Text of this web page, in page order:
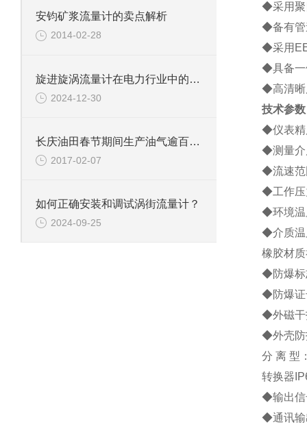
安钧矿浆流量计的卖点解析
2014-02-28
旋进旋涡流量计在电力行业中的前景
2024-12-30
长庆油田春节期间生产油气逾百万吨
2017-02-07
如何正确安装和调试涡街流量计？
2024-09-25
◆采用聚
◆备有管
◆采用
◆具备一
◆高清晰
技术参数
◆仪表精
◆测量介
◆流速范
◆工作压
◆环境
◆介质温
橡胶材
◆防爆标
◆防爆证
◆外磁干
◆外壳防
分 离 型
转换器
◆输出信
◆通讯输